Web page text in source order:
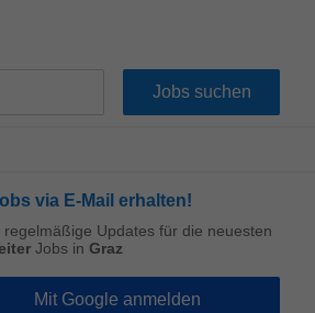
via E-Mail erhalten!
regelmäßige Updates für die neuesten
Jobs in Graz
Mit Google anmelden